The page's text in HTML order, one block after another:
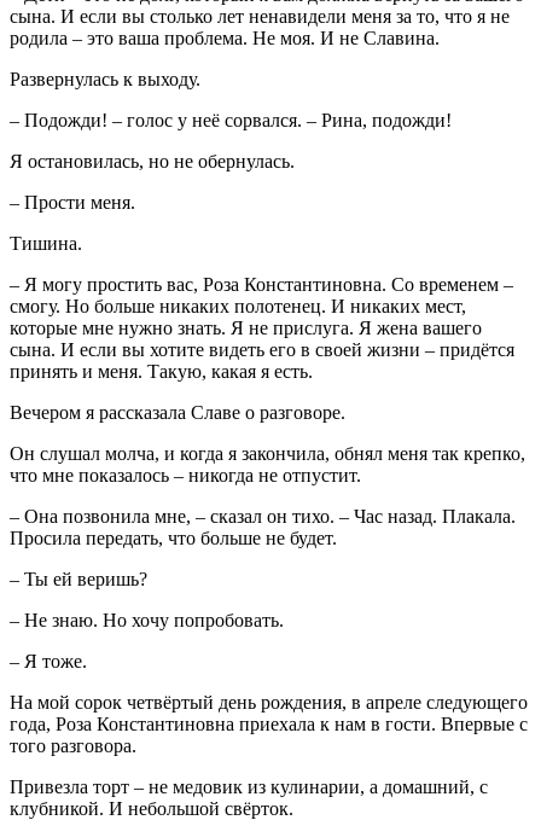
сына. И если вы столько лет ненавидели меня за то, что я не
родила – это ваша проблема. Не моя. И не Славина.
Развернулась к выходу.
– Подожди! – голос у неё сорвался. – Рина, подожди!
Я остановилась, но не обернулась.
– Прости меня.
Тишина.
– Я могу простить вас, Роза Константиновна. Со временем –
смогу. Но больше никаких полотенец. И никаких мест,
которые мне нужно знать. Я не прислуга. Я жена вашего
сына. И если вы хотите видеть его в своей жизни – придётся
принять и меня. Такую, какая я есть.
Вечером я рассказала Славе о разговоре.
Он слушал молча, и когда я закончила, обнял меня так крепко,
что мне показалось – никогда не отпустит.
– Она позвонила мне, – сказал он тихо. – Час назад. Плакала.
Просила передать, что больше не будет.
– Ты ей веришь?
– Не знаю. Но хочу попробовать.
– Я тоже.
На мой сорок четвёртый день рождения, в апреле следующего
года, Роза Константиновна приехала к нам в гости. Впервые с
того разговора.
Привезла торт – не медовик из кулинарии, а домашний, с
клубникой. И небольшой свёрток.